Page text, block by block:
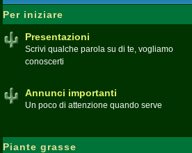
Per iniziare
Presentazioni
Scrivi qualche parola su di te, vogliamo
conoscerti
Annunci importanti
Un poco di attenzione quando serve
Piante grasse